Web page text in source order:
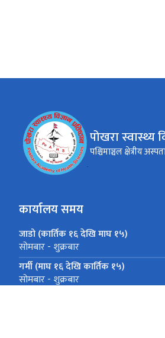
पोखरा स्वास्थ्य
पश्चिमाञ्चल क्षेत्रीय
कार्यालय समय
जाडो (कार्तिक १६ देखि माघ १५)
सोमबार - शुक्रबार
गर्मी (माघ १६ देखि कार्तिक १५)
सोमबार - शुक्रबार